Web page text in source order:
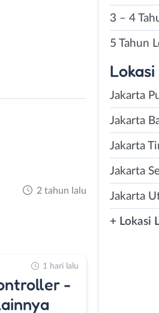
2 tahun lalu
-
1 hari lalu
3 – 4
5 Tahun
Lokasi
Jakarta
Jakarta
Jakarta
Jakarta
Jakarta
+ Lokasi